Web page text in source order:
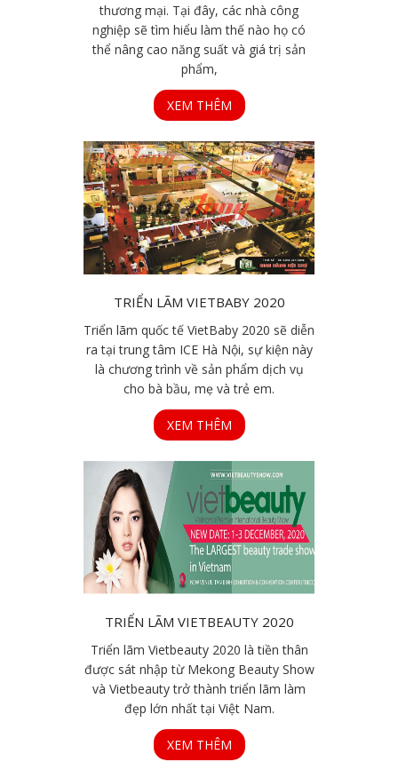
thương mại. Tại đây, các nhà công
nghiệp sẽ tìm hiểu làm thế nào họ có
thể nâng cao năng suất và giá trị sản
phẩm,
XEM THÊM
TRIỂN LÃM VIETBABY 2020
Triển lãm quốc tế VietBaby 2020 sẽ diễn
ra tại trung tâm ICE Hà Nội, sự kiện này
là chương trình về sản phẩm dịch vụ
cho bà bầu, mẹ và trẻ em.
XEM THÊM
TRIỂN LÃM VIETBEAUTY 2020
Triển lãm Vietbeauty 2020 là tiền thân
được sát nhập từ Mekong Beauty Show
và Vietbeauty trở thành triển lãm làm
đẹp lớn nhất tại Việt Nam.
XEM THÊM